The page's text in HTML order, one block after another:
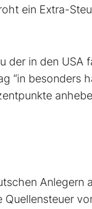
ein Extra-
der in den
“in besonders
Anlegern